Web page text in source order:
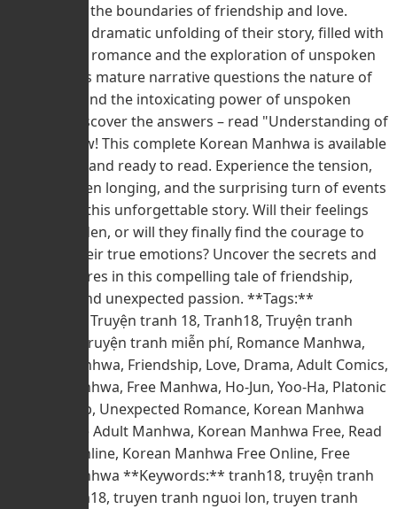
challenging the boundaries of friendship and love.
Witness the dramatic unfolding of their story, filled with
unexpected romance and the exploration of unspoken
desires. This mature narrative questions the nature of
friendship and the intoxicating power of unspoken
feelings. Discover the answers – read "Understanding of
Flirting" now! This complete Korean Manhwa is available
online, free and ready to read. Experience the tension,
the unspoken longing, and the surprising turn of events
that define this unforgettable story. Will their feelings
remain hidden, or will they finally find the courage to
embrace their true emotions? Uncover the secrets and
hidden desires in this compelling tale of friendship,
romance, and unexpected passion. **Tags:**
Manhwa18, Truyện tranh 18, Tranh18, Truyện tranh
người lớn, Truyện tranh miễn phí, Romance Manhwa,
Mature Manhwa, Friendship, Love, Drama, Adult Comics,
Korean Manhwa, Free Manhwa, Ho-Jun, Yoo-Ha, Platonic
Relationship, Unexpected Romance, Korean Manhwa
Online, Free Adult Manhwa, Korean Manhwa Free, Read
Manhwa Online, Korean Manhwa Free Online, Free
Korean Manhwa **Keywords:** tranh18, truyện tranh
18, manhwa18, truyen tranh nguoi lon, truyen tranh